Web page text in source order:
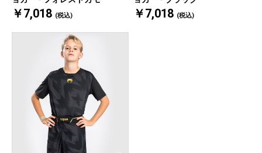
￥7,018 (税込) ￥7,018 (税込)